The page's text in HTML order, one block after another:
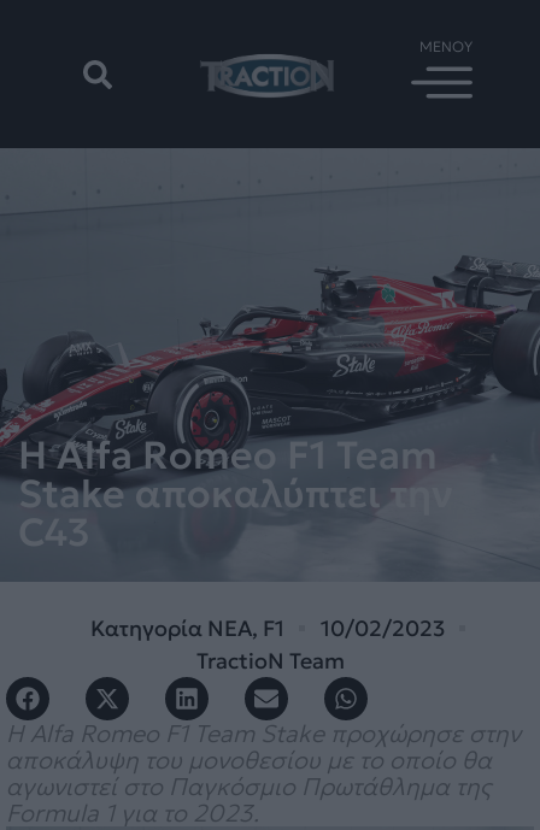
Η Alfa Romeo F1 Team
Stake αποκαλύπτει την
C43
Κατηγορία ΝΕΑ, F1
10/02/2023
TractioN Team
Η Alfa Romeo F1 Team Stake προχώρησε στην
αποκάλυψη του μονοθεσίου με το οποίο θα
αγωνιστεί στο Παγκόσμιο Πρωτάθλημα της
Formula 1 για το 2023.